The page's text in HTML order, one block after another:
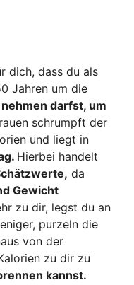
dich, dass du als
Jahren um die
darfst, um
schrumpft der
und liegt in
Hierbei handelt
da
Gewicht
zu dir, legst du an
purzeln die
von der
zu dir zu
kannst.